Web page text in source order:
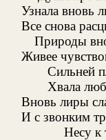
Узнала вновь
Все снова
Природы
Живее
Сильней
Хвала
Вновь лиры
И с звонким
Несу к